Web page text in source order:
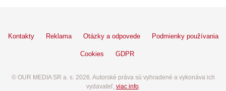
Kontakty Reklama Otázky a odpovede Podmienky používania
Cookies GDPR
© OUR MEDIA SR a. s. 2026. Autorské práva sú vyhradené a vykonáva ich
vydavateľ, viac info.